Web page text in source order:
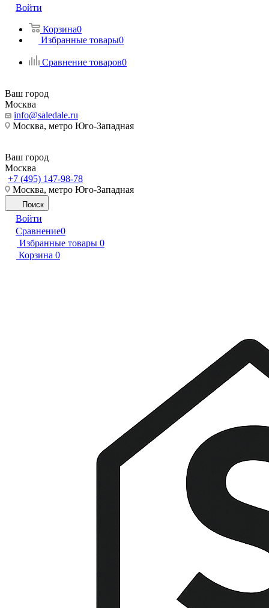
Войти
Корзина0
Избранные товары0
Сравнение товаров0
Ваш город
Москва
info@saledale.ru
Москва, метро Юго-Западная
Ваш город
Москва
+7 (495) 147-98-78
Москва, метро Юго-Западная
Поиск
Войти
Сравнение0
Избранные товары 0
Корзина 0